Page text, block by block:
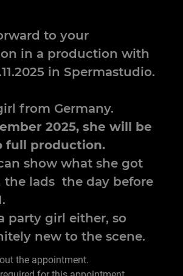
to your
in a production with
in Spermastudio.
from Germany.
2025, she will be
full production.
show what she got
lads the day before
party girl either, so
new to the scene.
the appointment.